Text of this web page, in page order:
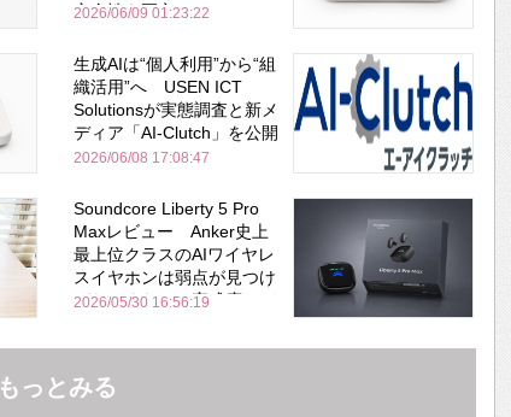
安全性を両立
2026/06/09 01:23:22
生成AIは“個人利用”から“組
織活用”へ USEN ICT
Solutionsが実態調査と新メ
ディア「AI-Clutch」を公開
2026/06/08 17:08:47
Soundcore Liberty 5 Pro
Maxレビュー Anker史上
最上位クラスのAIワイヤレ
スイヤホンは弱点が見つけ
づらいくらいの完成度にび
Bose並み
2026/05/30 16:56:19
もっとみる